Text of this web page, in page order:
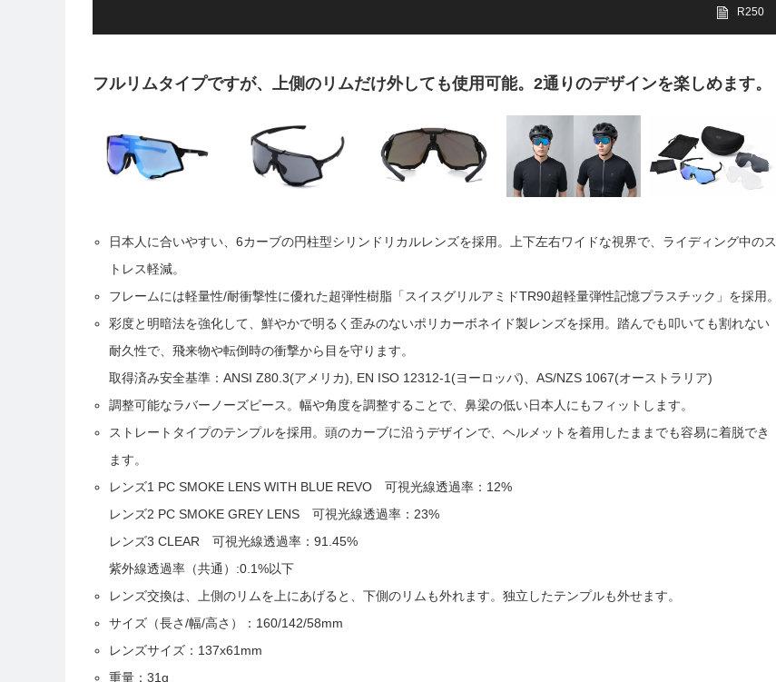
R250
フルリムタイプですが、上側のリムだけ外しても使用可能。2通りのデザインを楽しめます。
日本人に合いやすい、6カーブの円柱型シリンドリカルレンズを採用。上下左右ワイドな視界で、ライディング中のス
トレス軽減。
フレームには軽量性/耐衝撃性に優れた超弾性樹脂「スイスグリルアミドTR90超軽量弾性記憶プラスチック」を採用。
彩度と明暗法を強化して、鮮やかで明るく歪みのないポリカーボネイド製レンズを採用。踏んでも叩いても割れない
耐久性で、飛来物や転倒時の衝撃から目を守ります。
取得済み安全基準：ANSI Z80.3(アメリカ), EN ISO 12312-1(ヨーロッパ)、AS/NZS 1067(オーストラリア)
調整可能なラバーノーズピース。幅や角度を調整することで、鼻梁の低い日本人にもフィットします。
ストレートタイプのテンプルを採用。頭のカーブに沿うデザインで、ヘルメットを着用したままでも容易に着脱でき
ます。
レンズ1 PC SMOKE LENS WITH BLUE REVO 可視光線透過率：12%
レンズ2 PC SMOKE GREY LENS 可視光線透過率：23%
レンズ3 CLEAR 可視光線透過率：91.45%
紫外線透過率（共通）:0.1%以下
レンズ交換は、上側のリムを上にあげると、下側のリムも外れます。独立したテンプルも外せます。
サイズ（長さ/幅/高さ）：160/142/58mm
レンズサイズ：137x61mm
重量：31g